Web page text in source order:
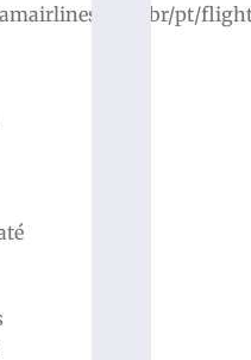
br/pt/